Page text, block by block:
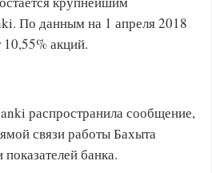
По данным на 1 апреля 2018
акций.
распространила сообщение,
связи работы Бахыта
банка.